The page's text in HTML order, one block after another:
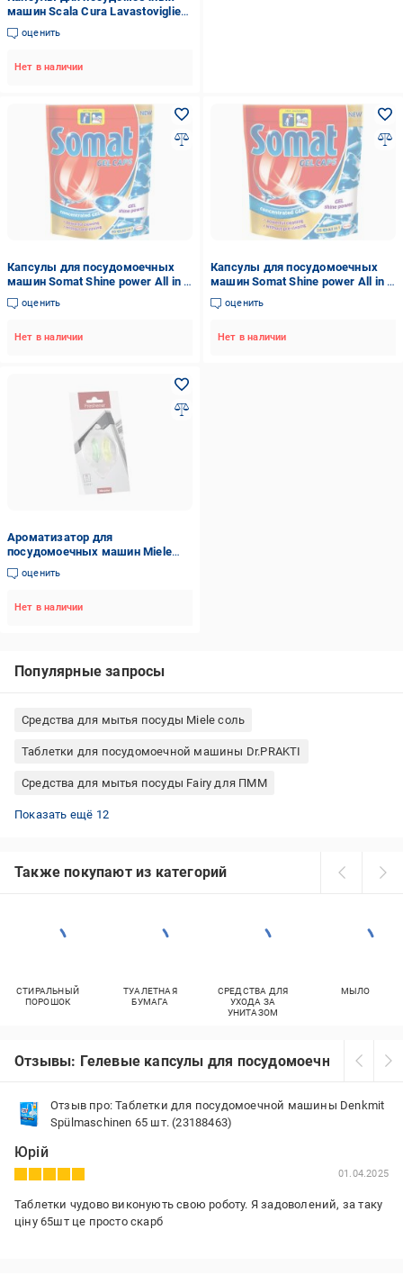
машин Scala Cura Lavastoviglie
Bifasiche (3 шт.) 3 шт. 0,075 кг
оценить
Нет в наличии
Капсулы для посудомоечных
машин Somat Shine power All in 1
гелевые 40 шт.
оценить
Нет в наличии
Капсулы для посудомоечных
машин Somat Shine power All in 1
гелевые 20 шт.
оценить
Нет в наличии
Ароматизатор для
посудомоечных машин Miele
21995493EU3 4 мл
оценить
Нет в наличии
Популярные запросы
Средства для мытья посуды Miele соль
Таблетки для посудомоечной машины Dr.PRAKTI
Средства для мытья посуды Fairy для ПММ
Таблетки для посудомойки Finish
Таблетки для посудомойки из Германии
Соль для ПММ Bio-D
Средства для посудомойки START
Средства для посудомойки Dr.PRAKTI
Средства для посудомоечных машин Sonett
Ополаскиватель для ПММ
Таблетки для посудомойки Somat
Таблетки для посудомойки Winni’s naturel
Таблетки для посудомойки для детской посуды
Somat гель
Органическое средство для посудомойки
Показать ещё 12
Также покупают из категорий
СТИРАЛЬНЫЙ
ПОРОШОК
ТУАЛЕТНАЯ
БУМАГА
СРЕДСТВА ДЛЯ
УХОДА ЗА
УНИТАЗОМ
МЫЛО
Отзывы: Гелевые капсулы для посудомоечной
Отзыв про: Таблетки для посудомоечной машины Denkmit
Spülmaschinen 65 шт. (23188463)
Юрій
01.04.2025
Таблетки чудово виконують свою роботу. Я задоволений, за таку
ціну 65шт це просто скарб